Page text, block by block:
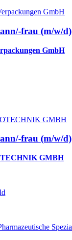
frau (m/w/d)
GmbH
frau (m/w/d)
GMBH